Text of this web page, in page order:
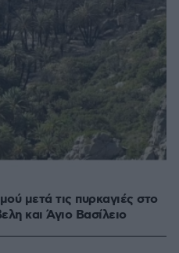
μετά τις πυρκαγιές στο
και Άγιο Βασίλειο